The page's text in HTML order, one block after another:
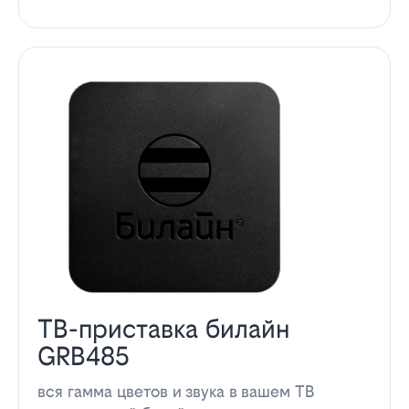
ТВ-приставка билайн
GRB485
вся гамма цветов и звука в вашем ТВ